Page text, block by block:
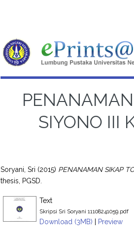
SIYONO III
Soryani, Sri (2015) PENANAMAN SIKAP
thesis, PGSD.
Text
Skripsi Sri Soryani 11108241059.pdf
Download (3MB) | Preview